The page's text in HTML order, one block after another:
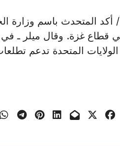
/أ ش أ/ أكد المتحدث باسم
قطاع غزة. وقال ميلر ـ في
المتحدة تدعم